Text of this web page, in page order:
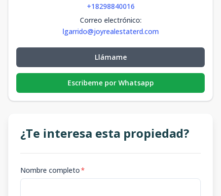
+18298840016
Correo electrónico:
lgarrido@joyrealestaterd.com
Llámame
Escribeme por Whatsapp
¿Te interesa esta propiedad?
Nombre completo*